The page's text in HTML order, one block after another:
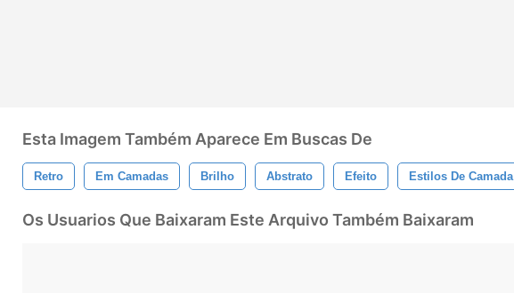
Esta Imagem Também Aparece Em Buscas De
Retro Em Camadas Brilho Abstrato Efeito Estilos De Camada
Os Usuarios Que Baixaram Este Arquivo Também Baixaram